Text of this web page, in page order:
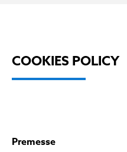
COOKIES POLICY
Premesse